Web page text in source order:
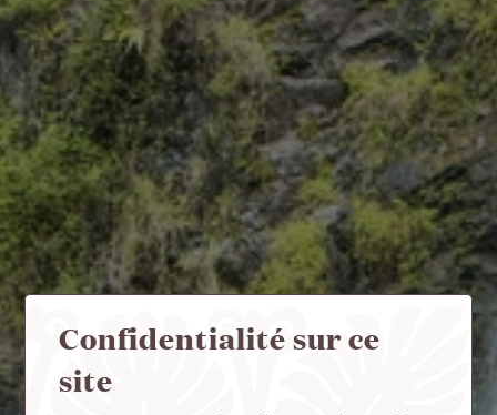
Confidentialité sur ce
site